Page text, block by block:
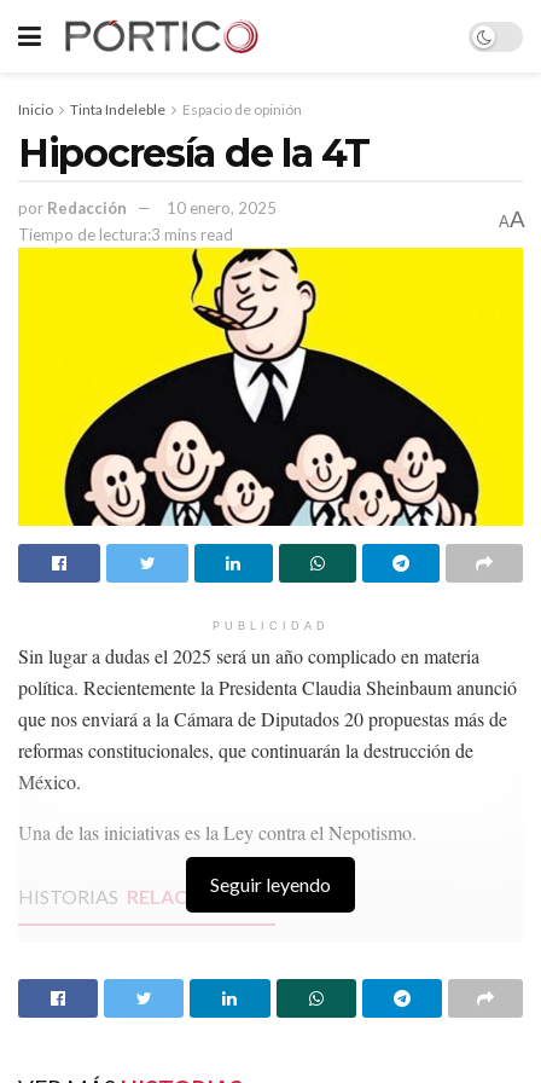
Inicio Tinta Indeleble Espacio de opinión
Hipocresía de la 4T
por Redacción
10 enero, 2025
Tiempo de lectura:3 mins read
AA
PUBLICIDAD
Sin lugar a dudas el 2025 será un año complicado en materia
política. Recientemente la Presidenta Claudia Sheinbaum anunció
que nos enviará a la Cámara de Diputados 20 propuestas más de
reformas constitucionales, que continuarán la destrucción de
México.
Una de las iniciativas es la Ley contra el Nepotismo.
HISTORIAS RELACIONADAS
¿Puedo Conocer mi Capacidad de Pago?
Seguir leyendo